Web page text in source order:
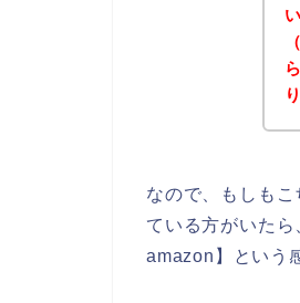
なので、もしも
ている方がいた
amazon】という